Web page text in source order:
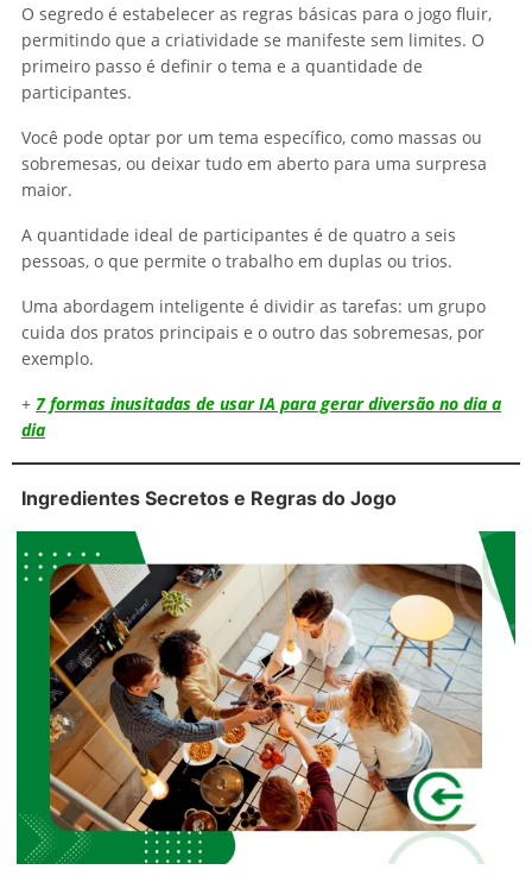
O segredo é estabelecer as regras básicas para o jogo fluir,
permitindo que a criatividade se manifeste sem limites. O
primeiro passo é definir o tema e a quantidade de
participantes.
Você pode optar por um tema específico, como massas ou
sobremesas, ou deixar tudo em aberto para uma surpresa
maior.
A quantidade ideal de participantes é de quatro a seis
pessoas, o que permite o trabalho em duplas ou trios.
Uma abordagem inteligente é dividir as tarefas: um grupo
cuida dos pratos principais e o outro das sobremesas, por
exemplo.
+ 7 formas inusitadas de usar IA para gerar diversão no dia a
dia
Ingredientes Secretos e Regras do Jogo